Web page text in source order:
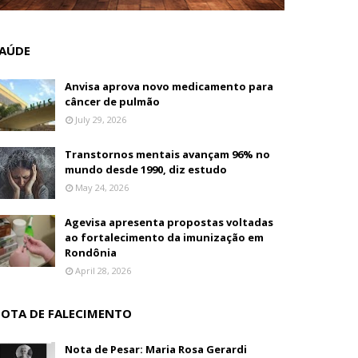
Anvisa aprova novo medicamento para
câncer de pulmão
July 29, 2026
Transtornos mentais avançam 96% no
mundo desde 1990, diz estudo
May 24, 2026
Agevisa apresenta propostas voltadas
ao fortalecimento da imunização em
Rondônia
April 28, 2026
DE FALECIMENTO
Nota de Pesar: Maria Rosa Gerardi